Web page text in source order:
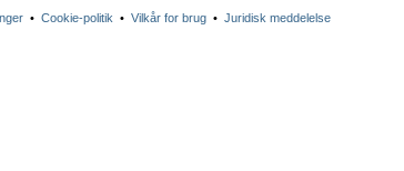
• Cookie-politik • Vilkår for brug • Juridisk meddelelse